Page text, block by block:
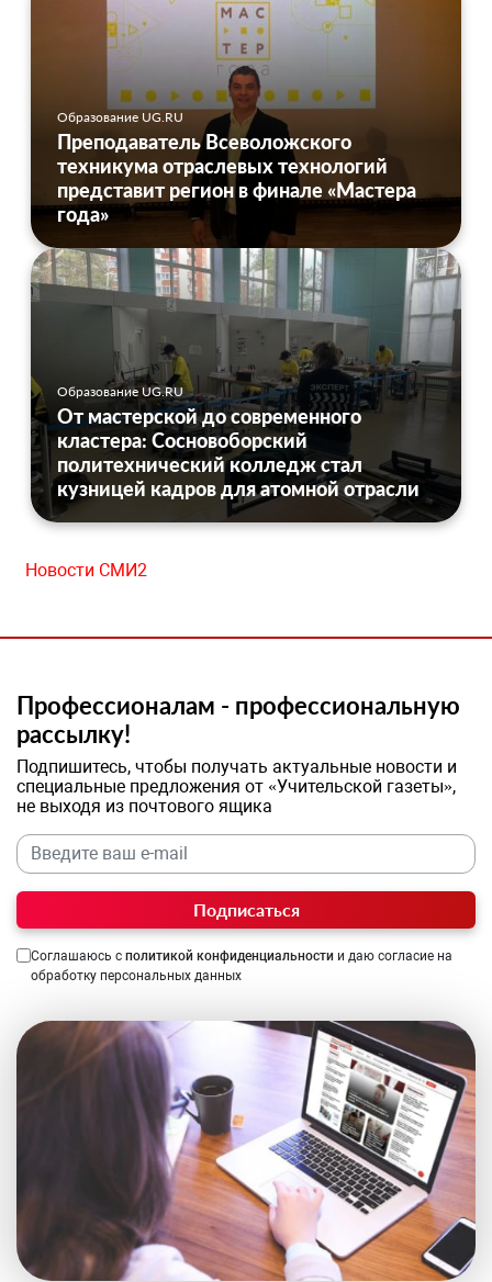
Образование UG.RU
Преподаватель Всеволожского
техникума отраслевых технологий
представит регион в финале «Мастера
года»
Образование UG.RU
От мастерской до современного
кластера: Сосновоборский
политехнический колледж стал
кузницей кадров для атомной отрасли
Новости СМИ2
Профессионалам - профессиональную
рассылку!
Подпишитесь, чтобы получать актуальные новости и
специальные предложения от «Учительской газеты»,
не выходя из почтового ящика
Подписаться
Соглашаюсь с политикой конфиденциальности и даю согласие на
обработку персональных данных